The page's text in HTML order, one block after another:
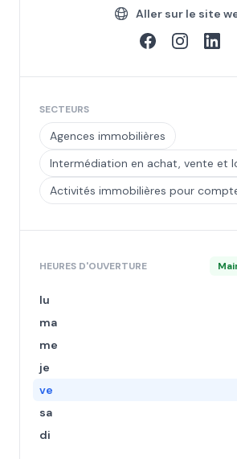
Aller sur le site
SECTEURS
Agences immobilières
Activités immobilières pour
HEURES D'OUVERTURE
lu
ma
me
je
ve
sa
di